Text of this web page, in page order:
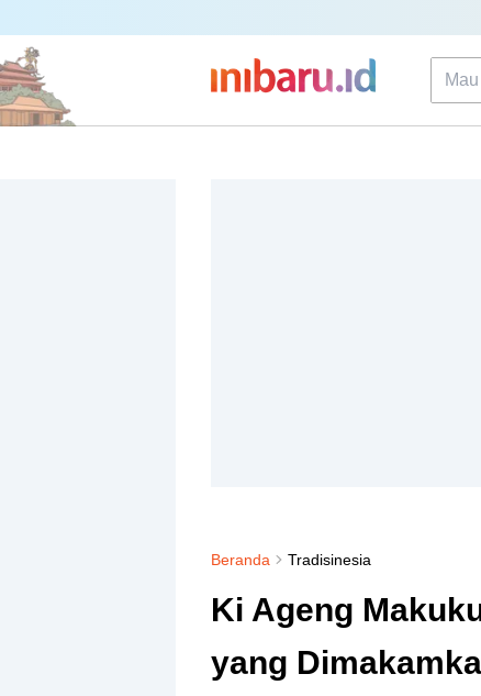
Beranda Tradisinesia
Ki Ageng
yang